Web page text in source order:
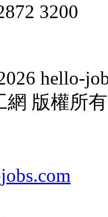
3200
hello-
網 版權所有